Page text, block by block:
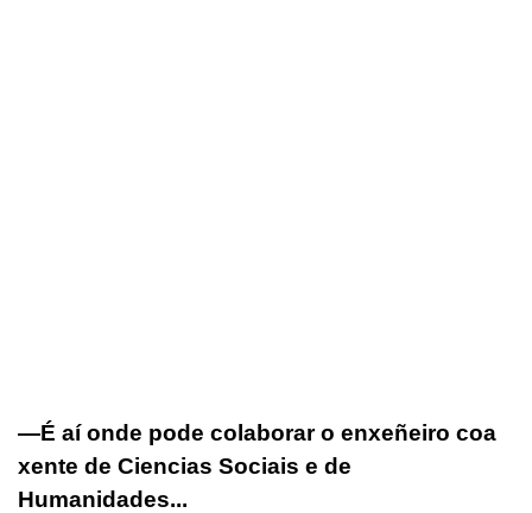
—É aí onde pode colaborar o enxeñeiro coa
xente de Ciencias Sociais e de
Humanidades...